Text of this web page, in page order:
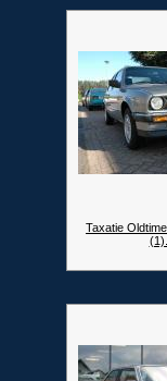
Taxatie